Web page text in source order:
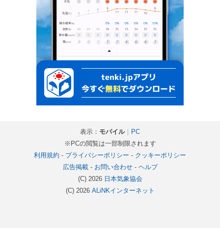
表示： モバイル｜
PC
※PCの閲覧は一部制限されます
利用規約 - プライバシーポリシー - クッキーポリシー
広告掲載- お問い合わせ- ヘルプ
(C) 2026 日本気象協会
(C) 2026 ALiNKインターネット